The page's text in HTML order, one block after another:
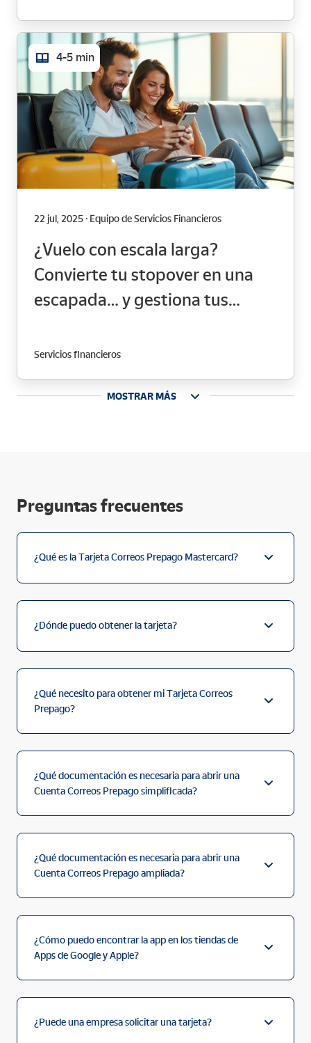
4-5 min
22 jul, 2025 · Equipo de Servicios Financieros
¿Vuelo con escala larga?
Convierte tu stopover en una
escapada… y gestiona tus
Prepago
Servicios financieros
MOSTRAR MÁS
Preguntas frecuentes
¿Qué es la Tarjeta Correos Prepago Mastercard?
¿Dónde puedo obtener la tarjeta?
¿Qué necesito para obtener mi Tarjeta Correos
Prepago?
¿Qué documentación es necesaria para abrir una
Cuenta Correos Prepago simplificada?
¿Qué documentación es necesaria para abrir una
Cuenta Correos Prepago ampliada?
¿Cómo puedo encontrar la app en los tiendas de
Apps de Google y Apple?
¿Puede una empresa solicitar una tarjeta?